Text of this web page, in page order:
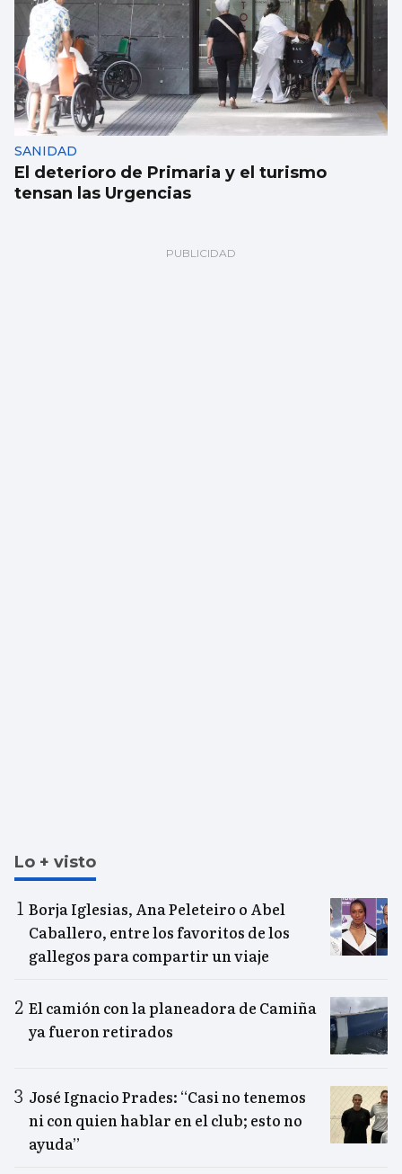
SANIDAD
El deterioro de Primaria y el turismo
tensan las Urgencias
Lo + visto
Borja Iglesias, Ana Peleteiro o Abel
Caballero, entre los favoritos de los
gallegos para compartir un viaje
El camión con la planeadora de Camiña
ya fueron retirados
José Ignacio Prades: “Casi no tenemos
ni con quien hablar en el club; esto no
ayuda”